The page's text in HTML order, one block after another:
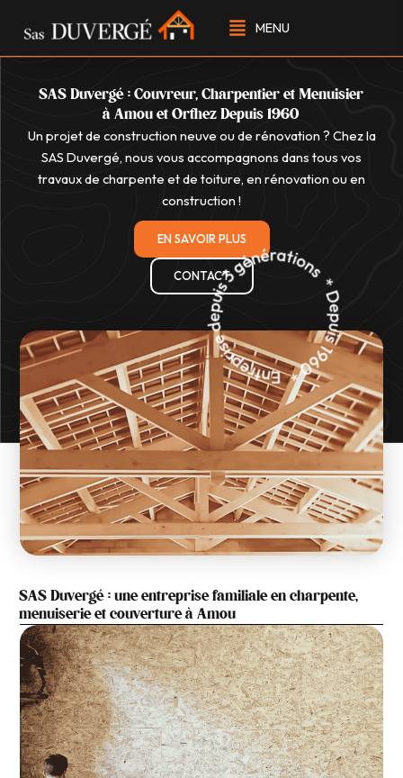
contenu
MENU
SAS Duvergé : Couvreur, Charpentier et Menuisier
à Amou et Orthez Depuis 1960
Un projet de construction neuve ou de rénovation ? Chez la
SAS Duvergé, nous vous accompagnons dans tous vos
travaux de charpente et de toiture, en rénovation ou en
construction !
EN SAVOIR PLUS
CONTACT
SAS Duvergé : une entreprise familiale en charpente,
menuiserie et couverture à Amou